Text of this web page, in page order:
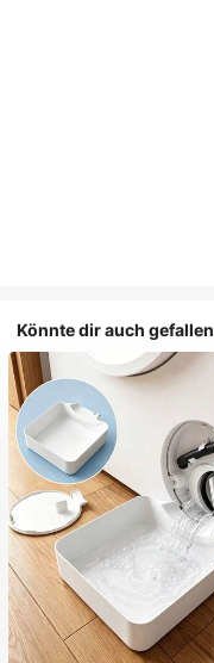
Könnte dir auch gefallen